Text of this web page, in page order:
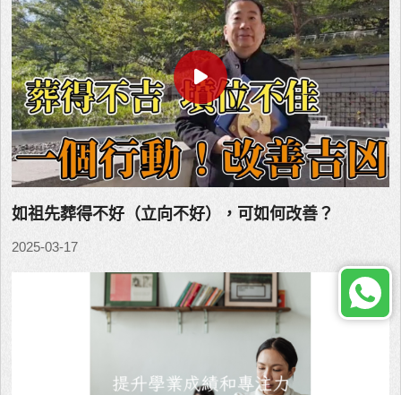
如祖先葬得不好（立向不好），可如何改善？
2025-03-17